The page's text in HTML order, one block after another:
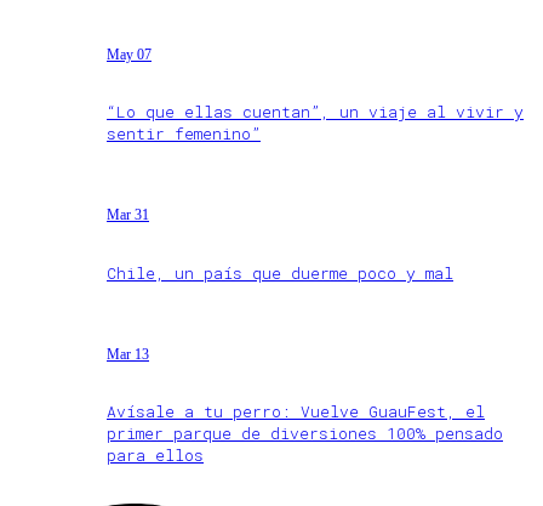
May 07
“Lo que ellas cuentan”, un viaje al vivir y
sentir femenino”
Mar 31
Chile, un país que duerme poco y mal
Mar 13
Avísale a tu perro: Vuelve GuauFest, el
primer parque de diversiones 100% pensado
para ellos